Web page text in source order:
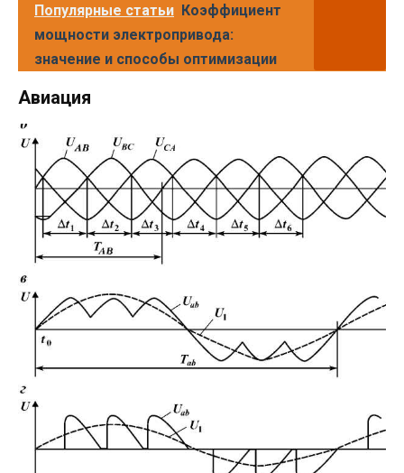
Популярные статьи Коэффициент
мощности электропривода:
значение и способы оптимизации
Авиация